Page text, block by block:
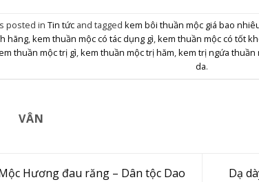
posted in Tin tứcand tagged kem bôi thuần mộc giá bao
hãng,kem thuần mộc có tác dụng gì,kem thuần mộc có tốt
thuần mộc trị gì,kem thuần mộc trị hăm,kem trị ngứa thuần
da.
VÂN
Hương đau răng – Dân tộc Dao Dạ